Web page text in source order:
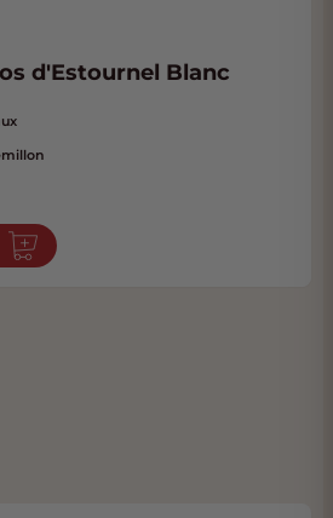
d'Estournel Blanc